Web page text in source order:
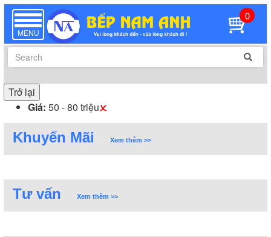
TOGGLE
NAVIGATION
MENU
0
Trở lại
Giá: 50 - 80 triệu
Khuyến Mãi Xem thêm >>
Tư vấn Xem thêm >>